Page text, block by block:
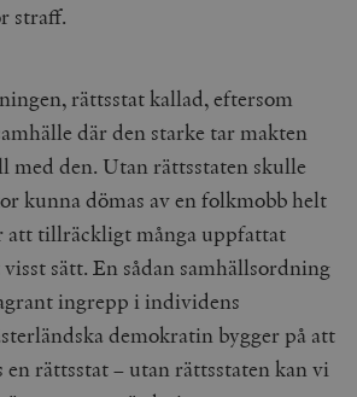
straff.
rättsstat kallad, eftersom
där den starke tar makten
med den. Utan rättsstaten skulle
kunna dömas av en folkmobb helt
att tillräckligt många uppfattat
sätt. En sådan samhällsordning
ingrepp i individens
demokratin bygger på att
en rättsstat– utan rättsstaten kan vi